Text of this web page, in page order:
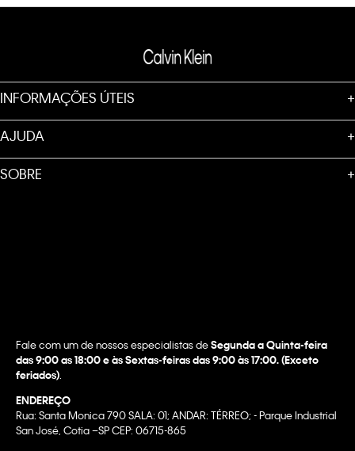
INFORMAÇÕES ÚTEIS +
AJUDA +
SOBRE +
Fale com um de nossos especialistas deSegunda a Quinta-feira
das 9:00 as 18:00 e às Sextas-feiras das 9:00 às 17:00. (Exceto
feriados)
ENDEREÇO
Rua: Santa Monica 790 SALA: 01; ANDAR: TÉRREO; - Parque Industrial
San José, Cotia –SP CEP: 06715-865